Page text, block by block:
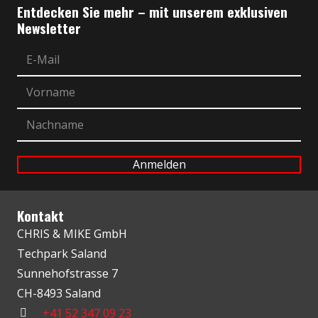
Entdecken Sie mehr – mit unserem exklusiven
Newsletter
Kontakt
CHRIS & MIKE GmbH
Techpark Saland
Sunnehofstrasse 7
CH-8493 Saland
+41 52 347 09 23